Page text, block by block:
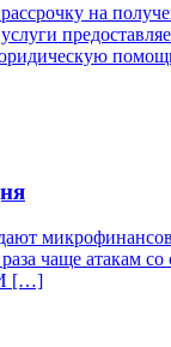
на
чаще атакам
И […]